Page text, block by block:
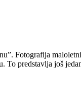
Fotografija
To predstavlja još